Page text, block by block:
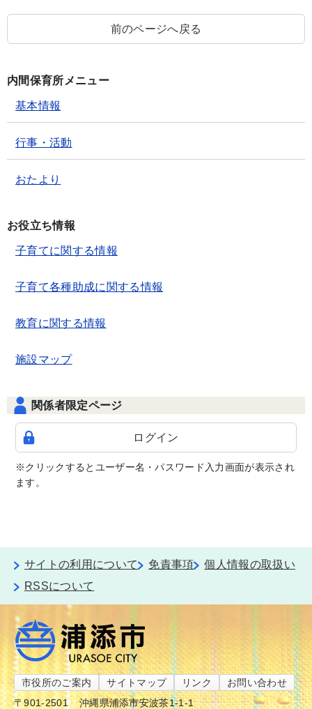
前のページへ戻る
内間保育所メニュー
基本情報
行事・活動
おたより
お役立ち情報
子育てに関する情報
子育て各種助成に関する情報
教育に関する情報
施設マップ
関係者限定ページ
ログイン
※クリックするとユーザー名・パスワード入力画面が表示され
ます。
サイトの利用について 免責事項
個人情報の取扱い
RSSについて
市役所のご案内 サイトマップ リンク
お問い合わせ
〒901-2501
沖縄県浦添市安波茶1-1-1